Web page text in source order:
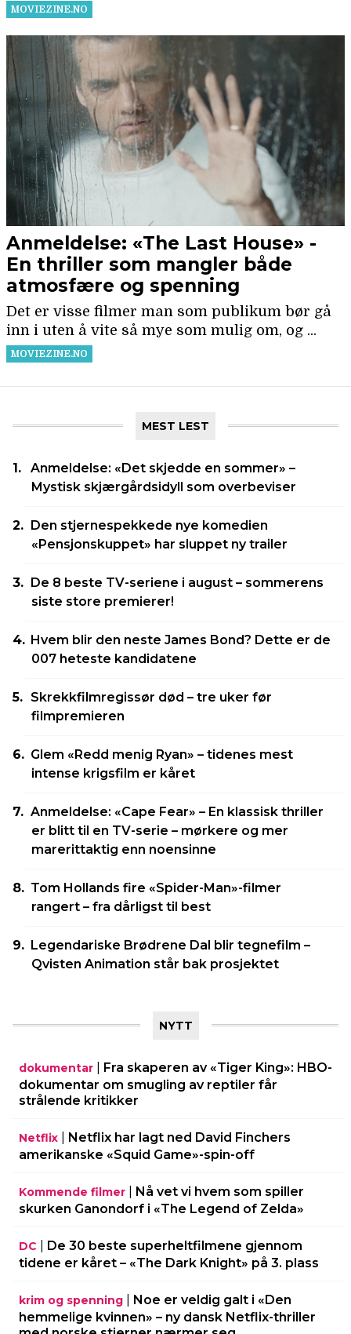
MEST LEST
Anmeldelse: «Det skjedde en sommer» –
Mystisk skjærgårdsidyll som overbeviser
Den stjernespekkede nye komedien
«Pensjonskuppet» har sluppet ny trailer
De 8 beste TV-seriene i august – sommerens
siste store premierer!
Hvem blir den neste James Bond? Dette er de
007 heteste kandidatene
Skrekkfilmregissør død – tre uker før
filmpremieren
Glem «Redd menig Ryan» – tidenes mest
intense krigsfilm er kåret
Anmeldelse: «Cape Fear» – En klassisk thriller
er blitt til en TV-serie – mørkere og mer
marerittaktig enn noensinne
Tom Hollands fire «Spider-Man»-filmer
rangert – fra dårligst til best
Legendariske Brødrene Dal blir tegnefilm –
Qvisten Animation står bak prosjektet
NYTT
dokumentar
Fra skaperen av «Tiger King»: HBO-
dokumentar om smugling av reptiler får
strålende kritikker
Netflix
Netflix har lagt ned David Finchers
amerikanske «Squid Game»-spin-off
Kommende filmer
Nå vet vi hvem som spiller
skurken Ganondorf i «The Legend of Zelda»
DC
De 30 beste superheltfilmene gjennom
tidene er kåret – «The Dark Knight» på 3. plass
krim og spenning
Noe er veldig galt i «Den
hemmelige kvinnen» – ny dansk Netflix-thriller